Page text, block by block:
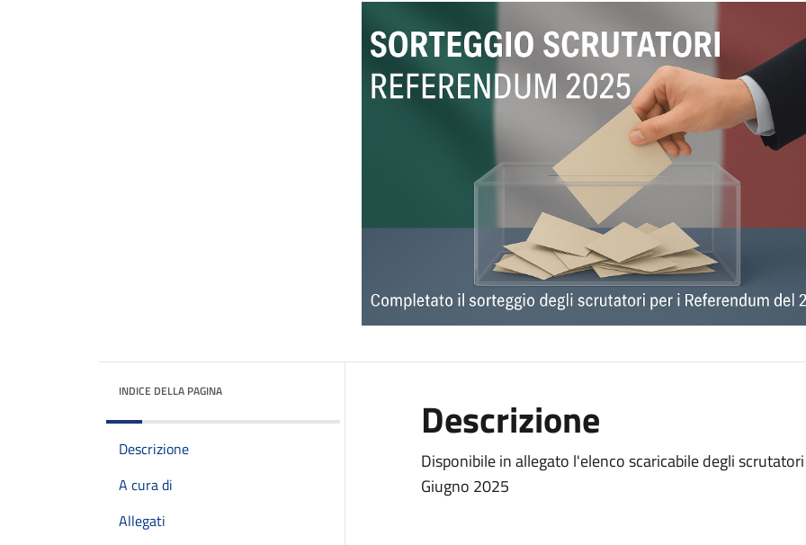
INDICE DELLA PAGINA
Descrizione
A cura di
Allegati
Descrizione
Disponibile in allegato l'elenco scaricabile degli
Giugno 2025